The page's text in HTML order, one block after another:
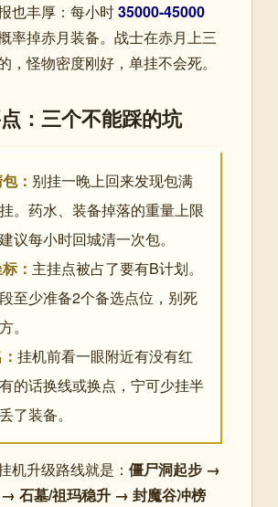
也丰厚：每小时35000-45000
率掉赤月装备。战士在赤月上三
，怪物密度刚好，单挂不会死。
：三个不能踩的坑
： 别挂一晚上回来发现包满
药水、装备掉落的重量上限
议每小时回城清一次包。
： 主挂点被占了要有B计划。
至少准备2个备选点位，别死
。
挂机前看一眼附近有没有红
的话换线或换点，宁可少挂半
了装备。
机升级路线就是： 僵尸洞起步 →
石墓/祖玛稳升 → 封魔谷冲榜